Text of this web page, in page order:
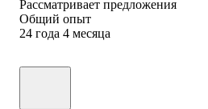
Рассматривает предложения
Общий опыт
24 года 4 месяца